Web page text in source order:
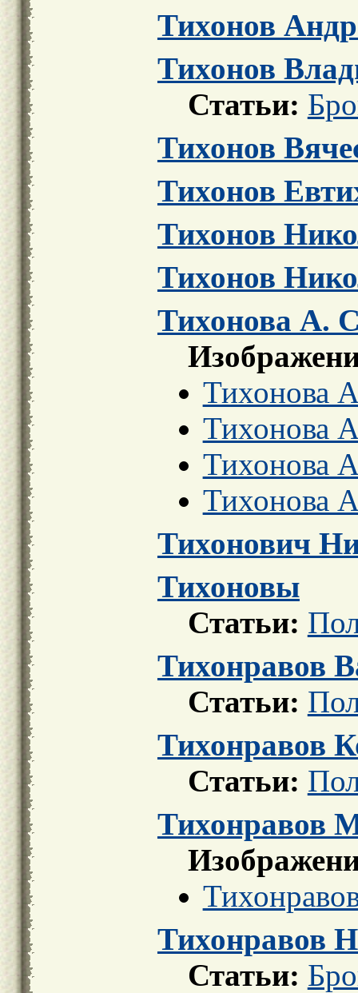
Тихонов
Тихонов
Статьи:
Тихонов
Тихонов
Тихонов
Тихонов
Тихонова А.
Тихонова
Тихонова
Тихонова
Тихонова
Тихонович
Тихоновы
Статьи:
Тихонравов
Статьи:
Тихонравов
Статьи:
Тихонравов
Тихонравов
Статьи: